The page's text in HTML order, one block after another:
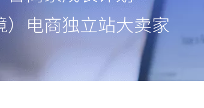
）电商独立站大卖家